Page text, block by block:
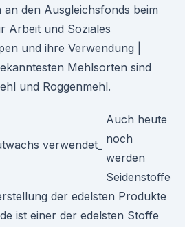
den Ausgleichsfonds beim
Arbeit und Soziales
und ihre Verwendung |
Mehlsorten sind
und Roggenmehl.
Auch heute
noch
werden
Seidenstoffe
der edelsten Produkte
ist einer der edelsten Stoffe